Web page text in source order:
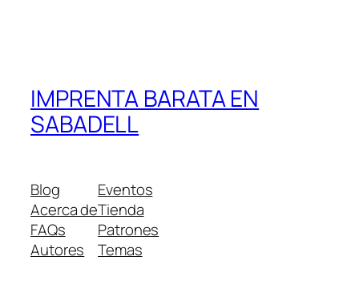
IMPRENTA BARATA EN
SABADELL
Blog
Acerca de
FAQs
Autores
Eventos
Tienda
Patrones
Temas